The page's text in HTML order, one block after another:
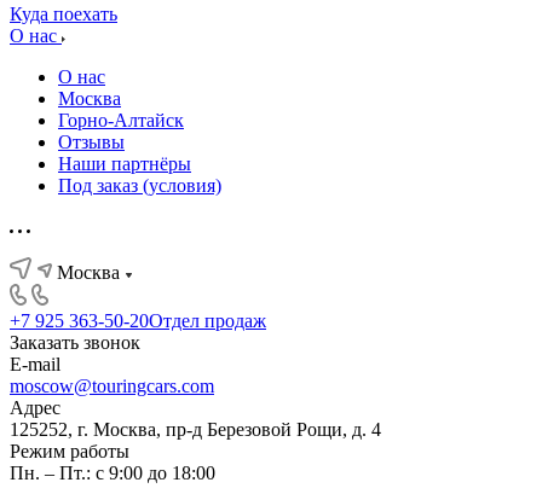
Куда поехать
О нас
О нас
Москва
Горно-Алтайск
Отзывы
Наши партнёры
Под заказ (условия)
Москва
+7 925 363-50-20Отдел продаж
Заказать звонок
E-mail
moscow@touringcars.com
Адрес
125252, г. Москва, пр-д Березовой Рощи, д. 4
Режим работы
Пн. – Пт.: с 9:00 до 18:00